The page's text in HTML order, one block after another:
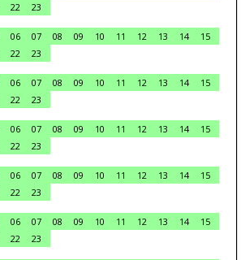
22
23
06 07 08 09 10 11 12 13 14
15
22
23
06 07 08 09 10 11 12 13 14
15
22
23
06 07 08 09 10 11 12 13 14
15
22
23
06 07 08 09 10 11 12 13 14
15
22
23
06 07 08 09 10 11 12 13 14
15
22
23